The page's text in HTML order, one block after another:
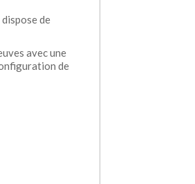
de
avec une
de